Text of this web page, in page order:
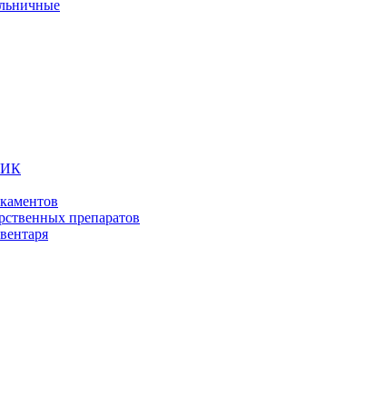
препаратов